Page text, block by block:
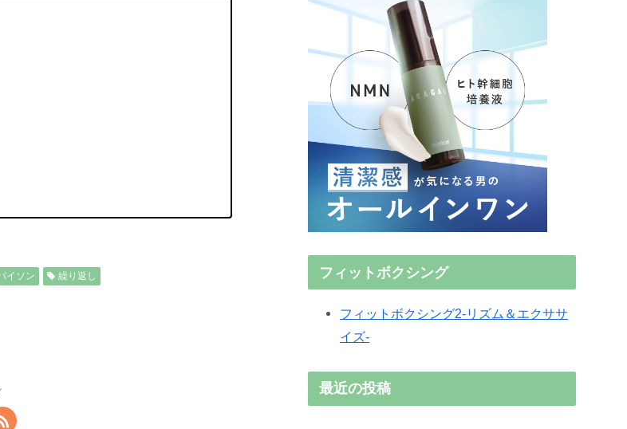
イソン 繰り返し フィットボクシング
フィットボクシング2-リズム＆エクササ
イズ-
最近の投稿